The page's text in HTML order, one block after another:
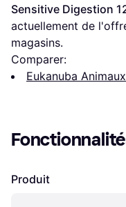
Sensitive Digestion
actuellement de
magasins.
Comparer:
Eukanuba
Produit